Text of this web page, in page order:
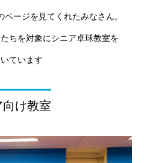
ージを見てくれたみなさん。
ちを対象にシニア卓球教室を
ています
向け教室